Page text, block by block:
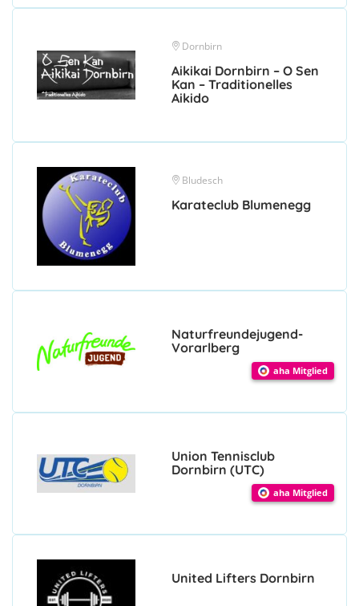
Dornbirn
Aikikai Dornbirn – O Sen
Kan – Traditionelles
Aikido
Bludesch
Karateclub Blumenegg
Naturfreundejugend-
Vorarlberg
aha Mitglied
Union Tennisclub
Dornbirn (UTC)
aha Mitglied
United Lifters Dornbirn